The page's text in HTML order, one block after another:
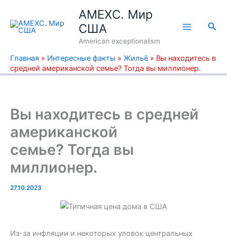
содержимому
AMEXC. Мир
США
American exceptionalism
Главная » Интересные факты » Жильё » Вы находитесь в
средней американской семье? Тогда вы миллионер.
Вы находитесь в средней
американской
семье? Тогда вы
миллионер.
27.10.2023
Из-за инфляции и некоторых уловок центральных